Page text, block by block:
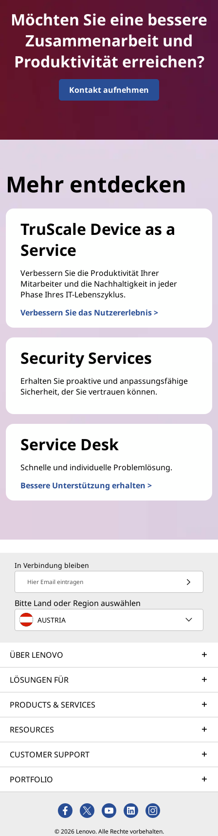
Möchten Sie eine bessere
Zusammenarbeit und
Produktivität erreichen?
Kontakt aufnehmen
Mehr entdecken
TruScale Device as a
Service
Verbessern Sie die Produktivität Ihrer
Mitarbeiter und die Nachhaltigkeit in jeder
Phase Ihres IT-Lebenszyklus.
Verbessern Sie das Nutzererlebnis >
Security Services
Erhalten Sie proaktive und anpassungsfähige
Sicherheit, der Sie vertrauen können.
Service Desk
Schnelle und individuelle Problemlösung.
Bessere Unterstützung erhalten >
In Verbindung bleiben
Hier Email eintragen
Bitte Land oder Region auswählen
AUSTRIA
ÜBER LENOVO
LÖSUNGEN FÜR
PRODUCTS & SERVICES
RESOURCES
CUSTOMER SUPPORT
PORTFOLIO
© 2026 Lenovo. Alle Rechte vorbehalten.